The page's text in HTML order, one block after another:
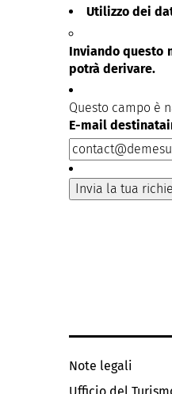
Utilizzo dei
Inviando questo
potrà derivare.
Questo campo è
E-mail
Note legali